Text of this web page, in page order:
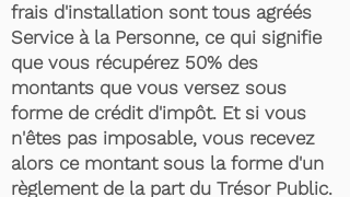
frais d'installation sont tous agréés
Service à la Personne, ce qui signifie
que vous récupérez 50% des
montants que vous versez sous
forme de crédit d'impôt. Et si vous
n'êtes pas imposable, vous recevez
alors ce montant sous la forme d'un
règlement de la part du Trésor Public.